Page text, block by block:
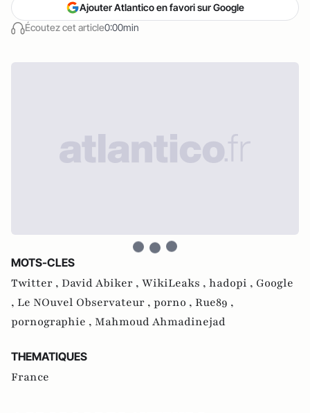
Écoutez cet article0:00min
Ajouter Atlantico en favori sur Google
MOTS-CLES
Twitter , David Abiker , WikiLeaks , hadopi , Google
, Le NOuvel Observateur , porno , Rue89 ,
pornographie , Mahmoud Ahmadinejad
THEMATIQUES
France